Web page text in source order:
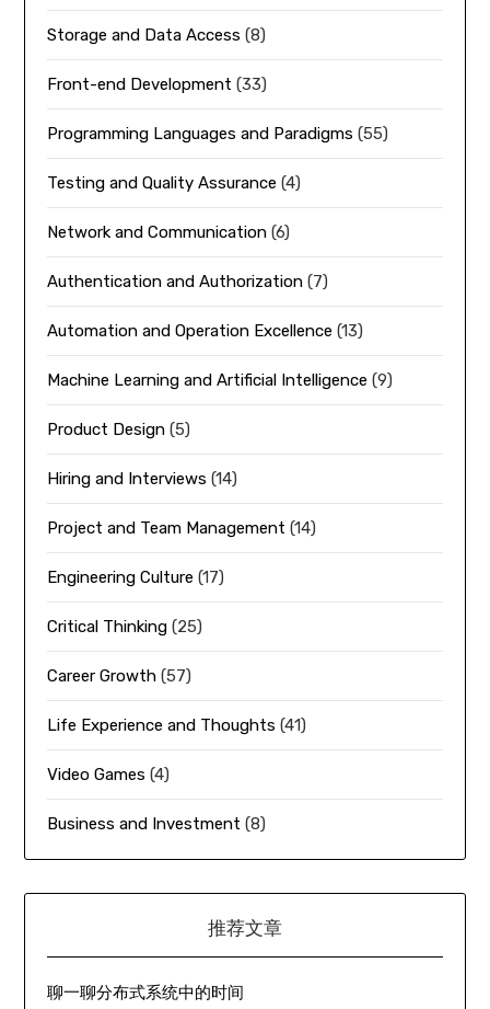
Storage and Data Access (8)
Front-end Development (33)
Programming Languages and Paradigms (55)
Testing and Quality Assurance (4)
Network and Communication (6)
Authentication and Authorization (7)
Automation and Operation Excellence (13)
Machine Learning and Artificial Intelligence (9)
Product Design (5)
Hiring and Interviews (14)
Project and Team Management (14)
Engineering Culture (17)
Critical Thinking (25)
Career Growth (57)
Life Experience and Thoughts (41)
Video Games (4)
Business and Investment (8)
推荐文章
聊一聊分布式系统中的时间